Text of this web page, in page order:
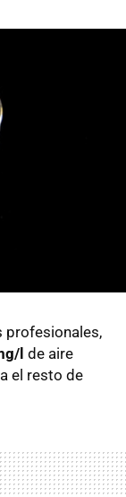
profesionales,
l de aire
el resto de